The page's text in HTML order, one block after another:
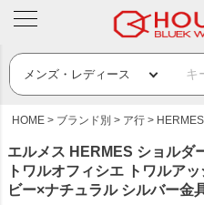
HOME ブランド別 ア行
エルメス HERMES ショルダ
トワルオフィシエ トワルア
ビー×ナチュラル シルバー金